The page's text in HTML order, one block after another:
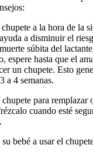
a la hora de la
a disminuir el
súbita del
espere hasta que el
un chupete. Esto
a 4 semanas.
para remplazar
cuando esté
bebé a usar el